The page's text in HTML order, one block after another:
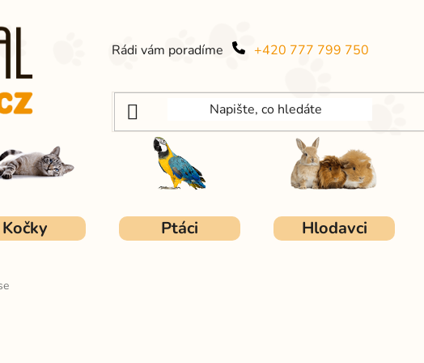
Rádi vám poradíme
+420 777 799 750
Kočky Ptáci Hlodavci